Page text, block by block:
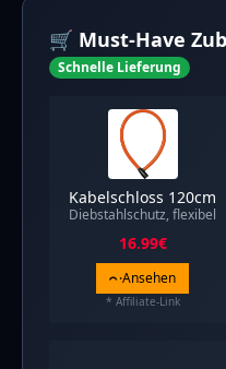
🛒 Must-Have
Schnelle Lieferung
Kabelschloss 120cm
Diebstahlschutz, flexibel
16.99€
Ansehen
* Affiliate-Link